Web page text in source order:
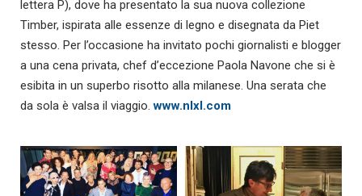
lettera P), dove ha presentato la sua nuova collezione
Timber, ispirata alle essenze di legno e disegnata da Piet
stesso. Per l’occasione ha invitato pochi giornalisti e blogger
a una cena privata, chef d’eccezione Paola Navone che si è
esibita in un superbo risotto alla milanese. Una serata che
da sola è valsa il viaggio.www.nlxl.com